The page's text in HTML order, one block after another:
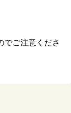
でご注意くださ